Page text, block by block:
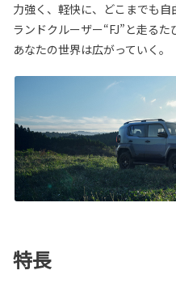
力強く、軽快に、どこまでも自
ランドクルーザー“FJ”と走るた
あなたの世界は広がっていく。
特長